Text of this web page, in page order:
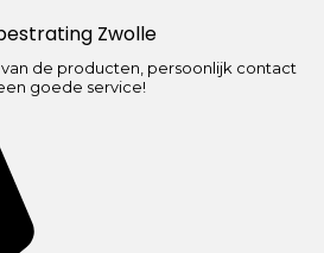
Zwolle
de producten, persoonlijk contact
goede service!